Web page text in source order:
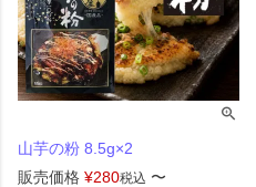
山芋の粉 8.5g×2
販売価格 ¥280税込 〜